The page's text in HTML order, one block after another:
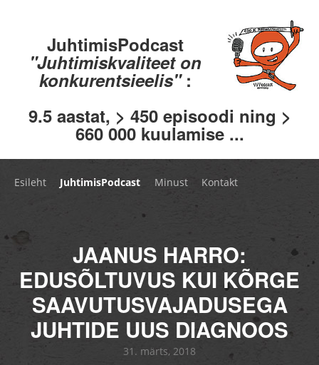
JuhtimisPodcast
"Juhtimiskvaliteet on
konkurentsieelis" :
9.5 aastat, > 450 episoodi ning >
660 000 kuulamise ...
Esileht JuhtimisPodcast Minust Kontakt
JAANUS HARRO:
EDUSÕLTUVUS KUI KÕRGE
SAAVUTUSVAJADUSEGA
JUHTIDE UUS DIAGNOOS
31. märts, 2018